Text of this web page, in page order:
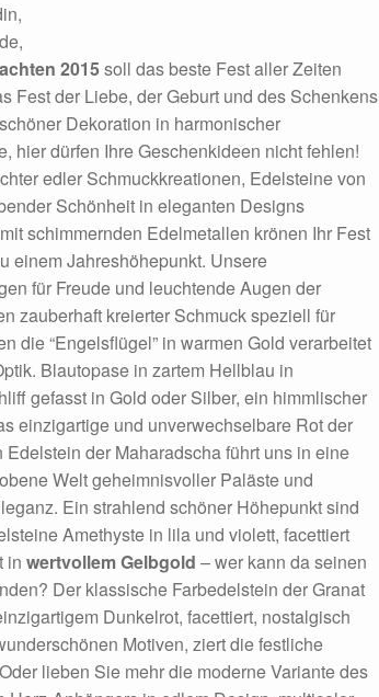
& Co.
Halloween 2022 Mein Konto
Partner Shop Startseite
Warenkorb
2017 Weihnachtsangebote 2018
2021Widerrufsrecht
2015soll das beste Fest aller Zeiten
Fest der Liebe, der Geburt und des Schenkens
Dekoration in harmonischer
hier dürfen Ihre Geschenkideen nicht fehlen!
edler Schmuckkreationen, Edelsteine von
Schönheit in eleganten Designs
schimmernden Edelmetallen krönen Ihr Fest
einem Jahreshöhepunkt. Unsere
für Freude und leuchtende Augen der
zauberhaft kreierter Schmuck speziell für
die “Engelsflügel” in warmen Gold verarbeitet
Blautopase in zartem Hellblau in
gefasst in Gold oder Silber, ein himmlischer
einzigartige und unverwechselbare Rot der
Edelstein der Maharadscha führt uns in eine
Welt geheimnisvoller Paläste und
Ein strahlend schöner Höhepunkt sind
Amethyste in lila und violett, facettiert
inwertvollem Gelbgold – wer kann da seinen
Der klassische Farbedelstein der Granat
Dunkelrot, facettiert, nostalgisch
Motiven, ziert die festliche
lieben Sie mehr die moderne Variante des